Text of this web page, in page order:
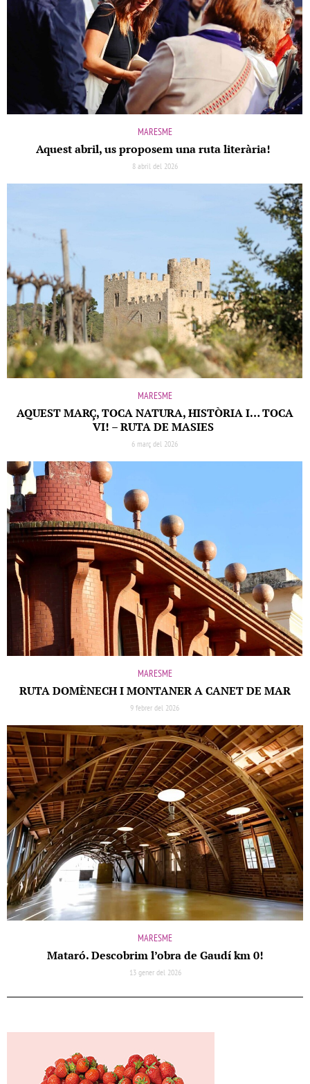
MARESME
Aquest abril, us proposem una ruta literària!
8 abril del 2026
MARESME
AQUEST MARÇ, TOCA NATURA, HISTÒRIA I… TOCA
VI! – RUTA DE MASIES
6 març del 2026
MARESME
RUTA DOMÈNECH I MONTANER A CANET DE MAR
9 febrer del 2026
MARESME
Mataró. Descobrim l’obra de Gaudí km 0!
13 gener del 2026